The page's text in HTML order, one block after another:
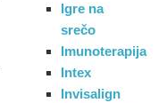
Igre na
srečo
Imunoterapija
Intex
Invisalign